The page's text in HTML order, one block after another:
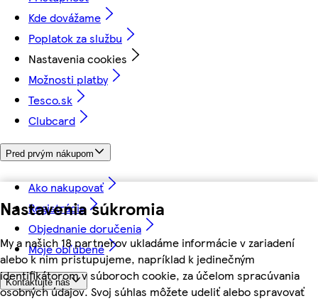
Nastavenia súkromia
My a našich 18 partnerov ukladáme informácie v zariadení
alebo k nim pristupujeme, napríklad k jedinečným
identifikátorom v súboroch cookie, za účelom spracúvania
osobných údajov. Svoj súhlas môžete udeliť alebo spravovať
Kde dovážame
Poplatok za službu
Nastavenia cookies
Možnosti platby
Tesco.sk
Clubcard
Pred prvým nákupom
Ako nakupovať
Registrácia
Objednanie doručenia
Moje obľúbené
Kontaktujte nás